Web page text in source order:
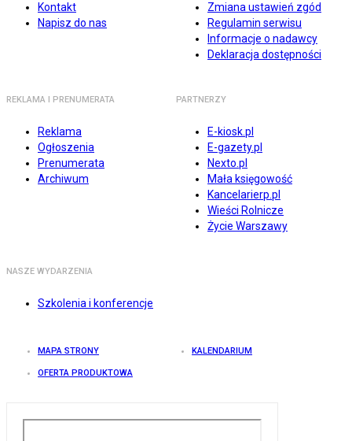
Kontakt
Napisz do nas
Zmiana ustawień zgód
Regulamin serwisu
Informacje o nadawcy
Deklaracja dostępności
REKLAMA I PRENUMERATA
Reklama
Ogłoszenia
Prenumerata
Archiwum
PARTNERZY
E-kiosk.pl
E-gazety.pl
Nexto.pl
Mała księgowość
Kancelarierp.pl
Wieści Rolnicze
Życie Warszawy
NASZE WYDARZENIA
Szkolenia i konferencje
MAPA STRONY KALENDARIUM
OFERTA PRODUKTOWA